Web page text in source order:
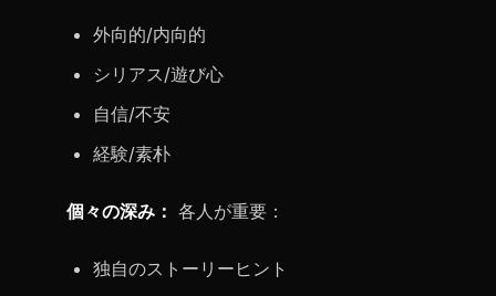
外向的/内向的
シリアス/遊び心
自信/不安
経験/素朴
個々の深み： 各人が重要：
独自のストーリーヒント